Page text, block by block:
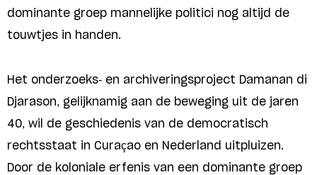
dominante groep mannelijke politici nog altijd de
touwtjes in handen.
Het onderzoeks- en archiveringsproject Damanan di
Djarason, gelijknamig aan de beweging uit de jaren
40, wil de geschiedenis van de democratisch
rechtsstaat in Curaçao en Nederland uitpluizen.
Door de koloniale erfenis van een dominante groep